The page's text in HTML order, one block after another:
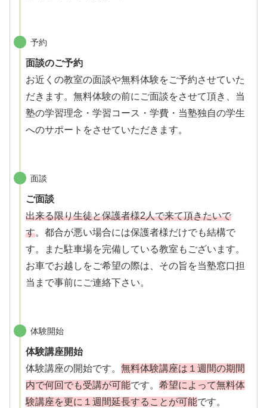
予約
面談のご予約
お近くの教室の面談や無料体験をご予約させていた
だきます。無料体験の前にご面談をさせて頂き、当
塾の学習理念・学習コース・学費・当塾独自の学生
へのサポートをさせていただきます。
面談
ご面談
出来る限り生徒と保護者様2人で来て頂きたいで
す。都合が悪い場合には保護者様だけでも結構で
す。また駐車場を完備している教室もございます。
お車でお越しをご希望の際は、その旨を当塾窓口担
当まで事前にご連絡下さい。
体験開始
体験講座開始
体験講座の開始です。 無料体験講座は１週間の期間
内で何回でも受講が可能です。 希望によって無料体
験講座を更に１週間延長することが可能です。